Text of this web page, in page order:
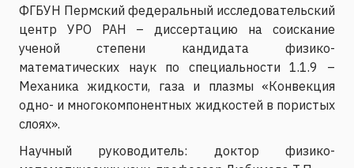
ФГБУН Пермский федеральный исследовательский
центр УРО РАН – диссертацию на соискание
ученой степени кандидата физико-
математических наук по специальности 1.1.9 –
Механика жидкости, газа и плазмы «Конвекция
одно- и многокомпонентных жидкостей в пористых
слоях».
Научный руководитель: доктор физико-